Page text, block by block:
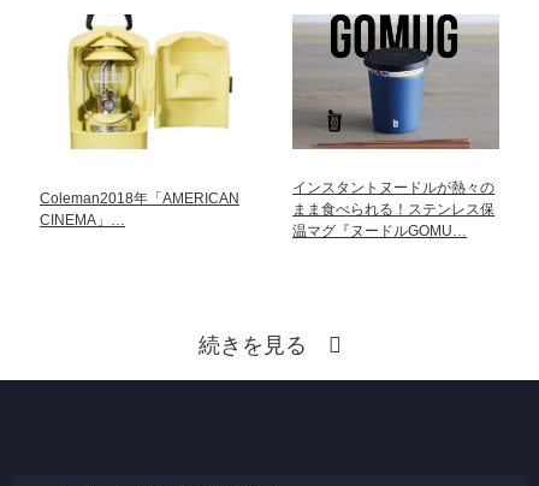
Coleman2018年「AMERICAN
CINEMA」…
インスタントヌードルが熱々の
まま食べられる！ステンレス保
温マグ『ヌードルGOMU…
続きを見る